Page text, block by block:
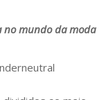
no mundo da moda